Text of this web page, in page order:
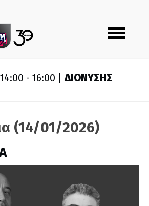
Toggle
navigation
14:00 - 16:00 |ΔΙΟΝΥΣΗΣ
(14/01/2026)